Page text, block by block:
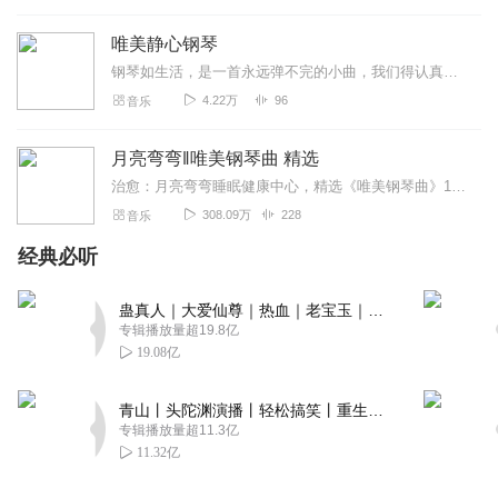
唯美静心钢琴
钢琴如生活，是一首永远弹不完的小曲，我们得认真、严肃对待每一个音符，让我们用心感受琴声，用心感悟人生。琴声如诉，所有最静好的时光，最灿烂的风霜，而或最初的模样，...
音乐 4.22万 96
月亮弯弯‖唯美钢琴曲 精选
治愈：月亮弯弯睡眠健康中心，精选《唯美钢琴曲》100首。希望帮助大家每天在温柔、舒缓、放松、优美的旋律中安然入睡。钢琴犹如我们每天的生活，是一首永远弹不完的...
音乐 308.09万 228
经典必听
专辑播放量超19.8亿
19.08亿
专辑播放量超11.3亿
11.32亿